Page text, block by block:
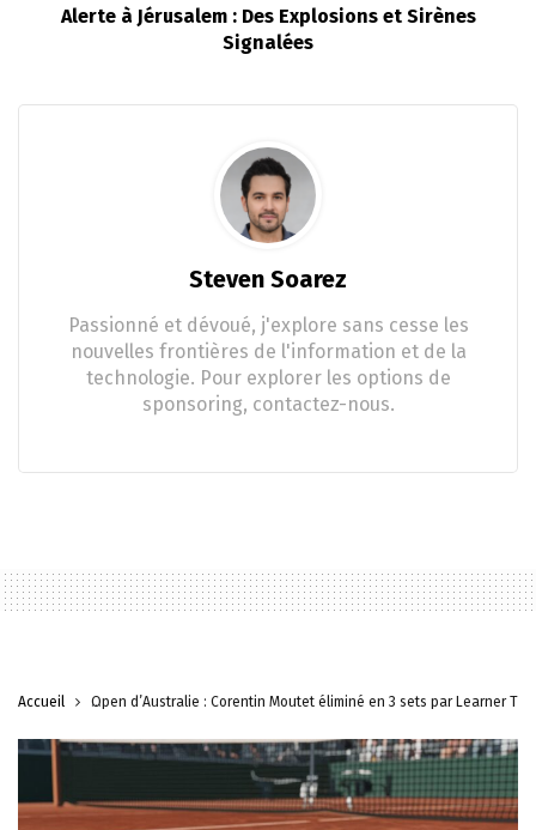
Alerte à Jérusalem : Des Explosions et Sirènes
Signalées
Steven Soarez
Passionné et dévoué, j'explore sans cesse les
nouvelles frontières de l'information et de la
technologie. Pour explorer les options de
sponsoring, contactez-nous.
Accueil Open d’Australie : Corentin Moutet éliminé en 3 sets par Learner